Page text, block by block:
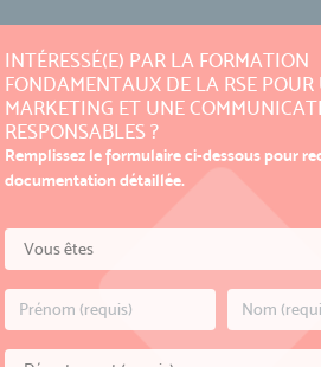
INTÉRESSÉ(E) PAR LA FORMATION
FONDAMENTAUX DE LA RSE POUR
MARKETING ET UNE
RESPONSABLES ?
Remplissez le formulaire ci-dessous pour
documentation détaillée.